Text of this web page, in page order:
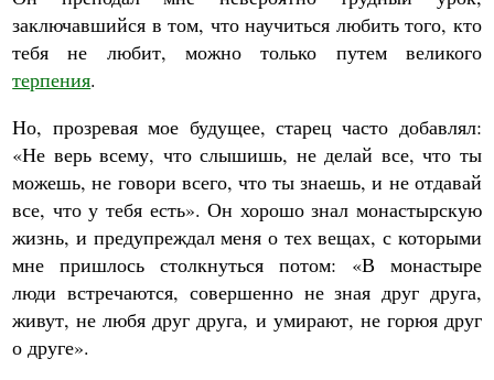
заключавшийся в том, что научиться любить того, кто
тебя не любит, можно только путем великого
терпения.
Но, прозревая мое будущее, старец часто добавлял:
«Не верь всему, что слышишь, не делай все, что ты
можешь, не говори всего, что ты знаешь, и не отдавай
все, что у тебя есть». Он хорошо знал монастырскую
жизнь, и предупреждал меня о тех вещах, с которыми
мне пришлось столкнуться потом: «В монастыре
люди встречаются, совершенно не зная друг друга,
живут, не любя друг друга, и умирают, не горюя друг
о друге».